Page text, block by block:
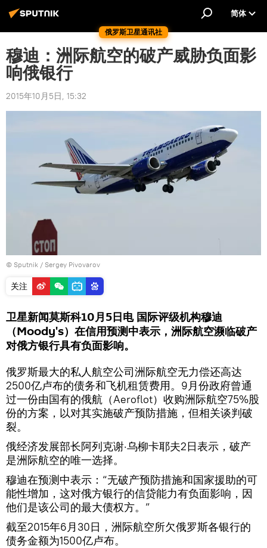
俄罗斯卫星通讯社
简体
穆迪：洲际航空的破产威胁负面影
响俄银行
2015年10月5日, 15:32
© Sputnik / Sergey Pivovarov
关注
卫星新闻莫斯科10月5日电 国际评级机构穆迪
（Moody's）在信用预测中表示，洲际航空濒临破产
对俄方银行具有负面影响。
俄罗斯最大的私人航空公司洲际航空无力偿还高达
2500亿卢布的债务和飞机租赁费用。9月份政府曾通
过一份由国有的俄航（Aeroflot）收购洲际航空75%股
份的方案，以对其实施破产预防措施，但相关谈判破
裂。
俄经济发展部长阿列克谢·乌柳卡耶夫2日表示，破产
是洲际航空的唯一选择。
穆迪在预测中表示：“无破产预防措施和国家援助的可
能性增加，这对俄方银行的信贷能力有负面影响，因
他们是该公司的最大债权方。”
截至2015年6月30日，洲际航空所欠俄罗斯各银行的
债务金额为1500亿卢布。